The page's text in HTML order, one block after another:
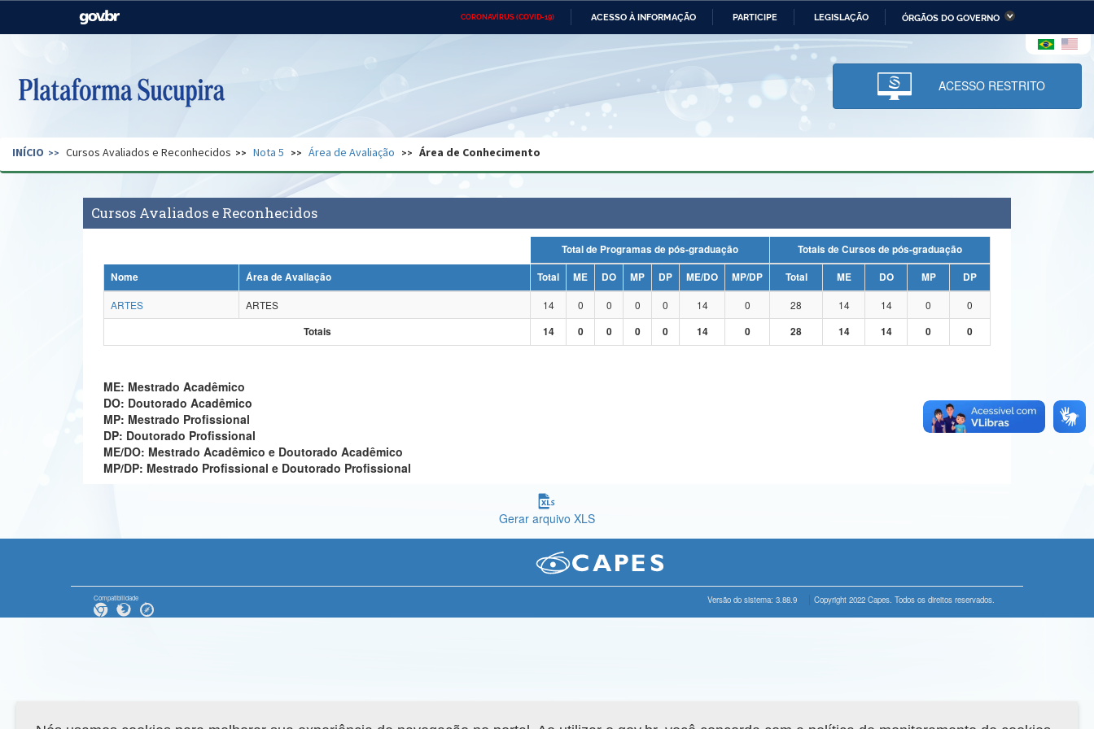
CORONAVÍRUS (COVID-19) ACESSO À INFORMAÇÃO PARTICIPE LEGISLAÇÃO ÓRGÃOS DO GOVERNO
Casa Civil Ministério das Relações Ministério da Economia Ministério da Infraestrutura
Pecuária e Abastecimento
Ministério da Ciência,
Tecnologia, Inovações e
Comunicações
Ministério do Desenvolvimento
Regional e dos Direitos Humanos
Secretaria de Governo Gabinete de Segurança Advocacia-Geral da União Banco Central do Brasil Planalto
ACESSO RESTRITO
INÍCIO Cursos Avaliados e Reconhecidos Nota 5 Área de Avaliação Área de Conhecimento
Cursos Avaliados e Reconhecidos
Total de Programas de pós-graduação
Totais de Cursos de pós-graduação
Nome
Área de Avaliação Total ME DO MP DP ME/DO MP/DP Total ME DO MP
DP
ARTES
ARTES 14 0 0 0 0 14 0 28 14 14 0
0
Totais
14 0 0 0 0 14 0 28 14 14 0 0
ME: Mestrado Acadêmico
DO: Doutorado Acadêmico
MP: Mestrado Profissional
DP: Doutorado Profissional
ME/DO: Mestrado Acadêmico e Doutorado Acadêmico
MP/DP: Mestrado Profissional e Doutorado Profissional
Gerar arquivo XLS
Compatibilidade Versão do sistema: 3.88.9 Copyright 2022 Capes. Todos os direitos reservados.